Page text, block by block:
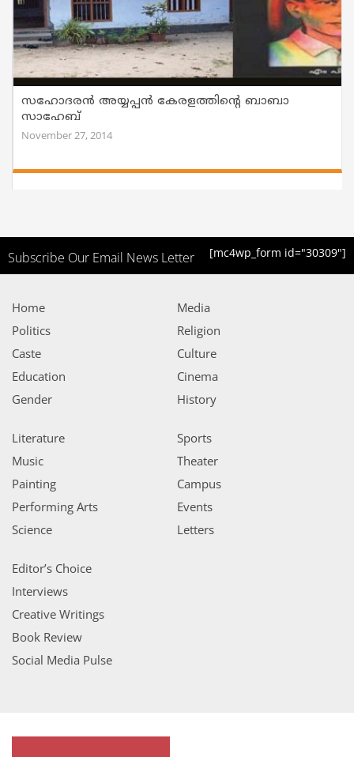
സഹോദരന്‍ അയ്യപ്പന്‍ കേരളത്തിന്റെ ബാബാ
സാഹേബ്
November 27, 2014
Subscribe Our Email News Letter [mc4wp_form id="30309"]
Home
Politics
Caste
Education
Gender
Media
Religion
Culture
Cinema
History
Literature
Music
Painting
Performing Arts
Science
Sports
Theater
Campus
Events
Letters
Editor’s Choice
Interviews
Creative Writings
Book Review
Social Media Pulse